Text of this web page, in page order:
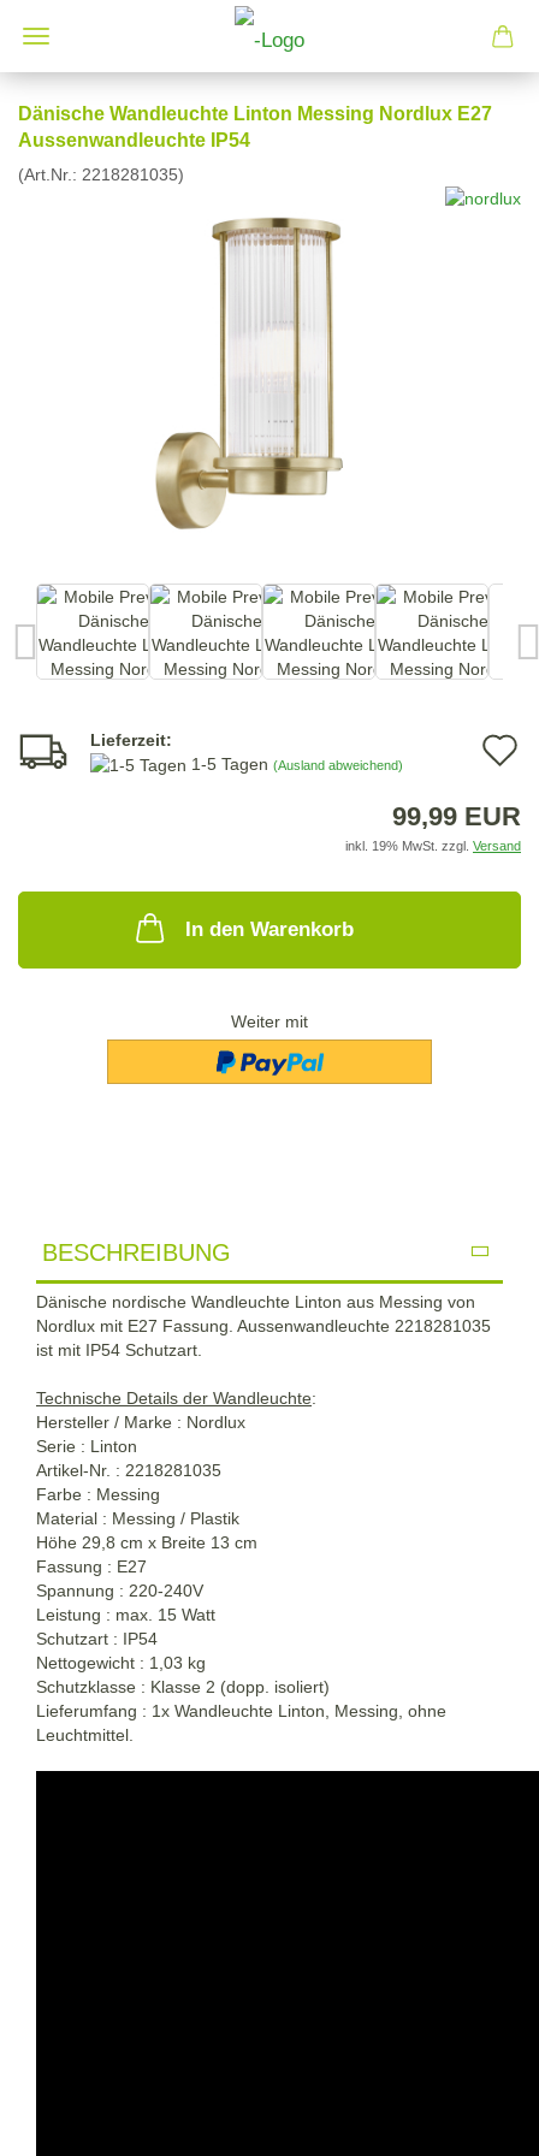
Dänische Wandleuchte Linton Messing Nordlux E27
Aussenwandleuchte IP54
(Art.Nr.: 2218281035)
Lieferzeit:
1-5 Tagen (Ausland abweichend)
99,99 EUR
inkl. 19% MwSt. zzgl. Versand
In den Warenkorb
Weiter mit
BESCHREIBUNG
Dänische nordische Wandleuchte Linton aus Messing von
Nordlux mit E27 Fassung. Aussenwandleuchte 2218281035
ist mit IP54 Schutzart.
Technische Details der Wandleuchte:
Hersteller / Marke : Nordlux
Serie : Linton
Artikel-Nr. : 2218281035
Farbe : Messing
Material : Messing / Plastik
Höhe 29,8 cm x Breite 13 cm
Fassung : E27
Spannung : 220-240V
Leistung : max. 15 Watt
Schutzart : IP54
Nettogewicht : 1,03 kg
Schutzklasse : Klasse 2 (dopp. isoliert)
Lieferumfang : 1x Wandleuchte Linton, Messing, ohne
Leuchtmittel.